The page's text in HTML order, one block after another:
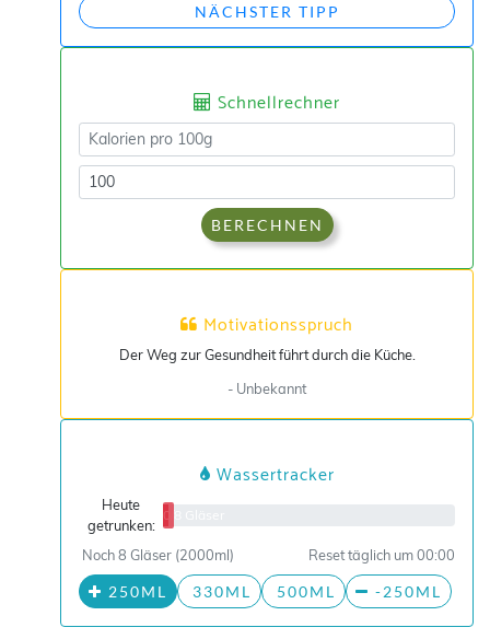
NÄCHSTER TIPP
Schnellrechner
BERECHNEN
Motivationsspruch
Der Weg zur Gesundheit führt durch die Küche.
- Unbekannt
Wassertracker
Heute
getrunken:
0/8 Gläser
Noch 8 Gläser (2000ml) Reset täglich um 00:00
250ML 330ML 500ML -250ML